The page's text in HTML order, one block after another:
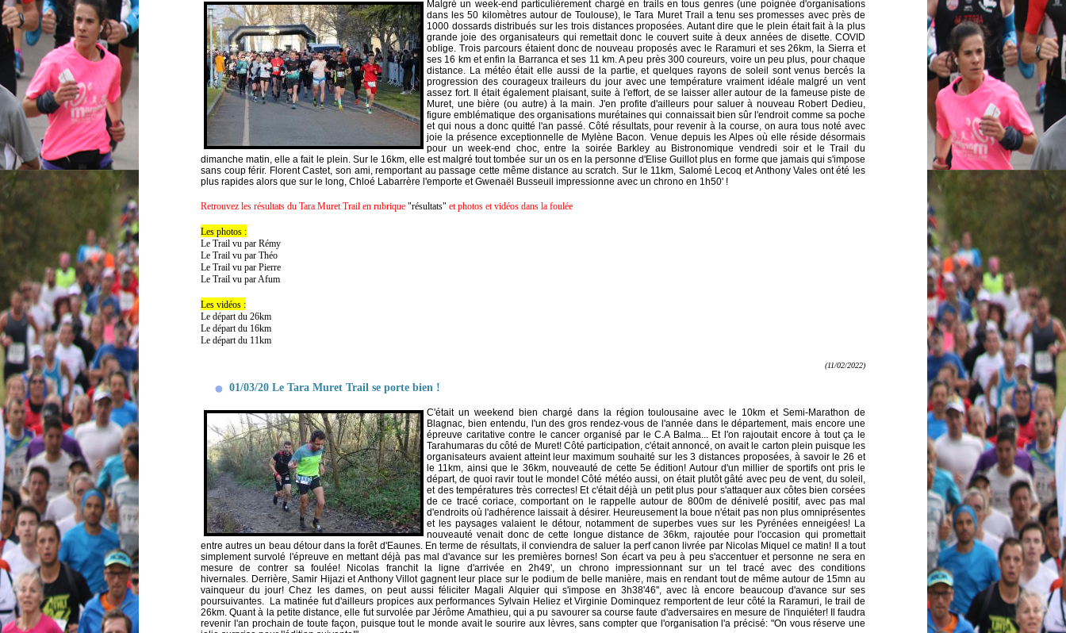
Malgré un week-end particulièrement chargé en trails en tous genres (une poignée d'organisations
dans les 50 kilomètres autour de Toulouse), le Tara Muret Trail a tenu ses promesses avec près de
1000 dossards distribués sur les trois distances proposées. Autant dire que le plein était fait à la plus
grande joie des organisateurs qui remettait donc le couvert suite à deux années de disette. COVID
oblige. Trois parcours étaient donc de nouveau proposés avec le Raramuri et ses 26km, la Sierra et
ses 16 km et enfin la Barranca et ses 11 km. A peu près 300 coureurs, voire un peu plus, pour chaque
distance. La météo était elle aussi de la partie, et quelques rayons de soleil sont venus bercés la
progression des courageux traileurs du jour avec une température vraiment idéale malgré un vent
assez fort. Il était également plaisant, suite à l'effort, de se laisser aller autour de la fameuse piste de
Muret, une bière (ou autre) à la main. J'en profite d'ailleurs pour saluer à nouveau Robert Dedieu,
figure emblématique des organisations murétaines qui connaissait bien sûr l'endroit comme sa poche
et qui nous a donc quitté l'an passé. Côté résultats, pour revenir à la course, on aura tous noté avec
joie la présence exceptionnelle de Mylène Bacon. Venue depuis les Alpes où elle réside désormais
pour un week-end choc, entre la soirée Barkley au Bistronomique vendredi soir et le Trail du
dimanche matin, elle a fait le plein. Sur le 16km, elle est malgré tout tombée sur un os en la personne d'Elise Guillot plus en forme que jamais qui s'impose
sans coup férir. Florent Castet, son ami, remportant au passage cette même distance au scratch. Sur le 11km, Salomé Lecoq et Anthony Vales ont été les
plus rapides alors que sur le long, Chloé Labarrère l'emporte et Gwenaël Busseuil impressionne avec un chrono en 1h50' !
Retrouvez les résultats du Tara Muret Trail en rubrique "résultats" et photos et vidéos dans la foulée
Les photos :
Le Trail vu par Rémy
Le Trail vu par Théo
Le Trail vu par Pierre
Le Trail vu par Afum
Les vidéos :
Le départ du 26km
Le départ du 16km
Le départ du 11km
(11/02/2022)
01/03/20 Le Tara Muret Trail se porte bien !
C'était un weekend bien chargé dans la région toulousaine avec le 10km et Semi-Marathon de
Blagnac, bien entendu, l'un des gros rendez-vous de l'année dans le département, mais encore une
épreuve caritative contre le cancer organisé par le C.A Balma... Et l'on rajoutait encore à tout ça le
Tarahumaras du côté de Muret! Côté participation, c'était annoncé, on avait le carton plein puisque les
organisateurs avaient atteint leur maximum souhaité sur les 3 distances proposées, à savoir le 26 et
le 11km, ainsi que le 36km, nouveauté de cette 5e édition! Autour d'un millier de sportifs ont pris le
départ, de quoi ravir tout le monde!Côté météo aussi, on était plutôt gâté avec peu de vent, du soleil,
et des températures très correctes! Et c'était déjà un petit plus pour s'attaquer aux côtes bien corsées
de ce tracé coriace, comportant on le rappelle autour de 800m de dénivelé positif, avec pas mal
d'endroits où l'adhérence laissait à désirer. Heureusement la boue n'était pas non plus omniprésentes
et les paysages valaient le détour, notamment de superbes vues sur les Pyrénées enneigées! La
nouveauté venait donc de cette longue distance de 36km, rajoutée pour l'occasion qui promettait
entre autres un beau détour dans la forêt d'Eaunes. En terme de résultats, il conviendra de saluer la perf canon livrée par Nicolas Miquel ce matin! Il a tout
simplement survolé l'épreuve en mettant déjà pas mal d'avance sur les premières bornes! Son écart va peu à peu s'accentuer et personne ne sera en
mesure de contrer sa foulée! Nicolas franchit la ligne d'arrivée en 2h49', un chrono impressionnant sur un tel tracé avec des conditions
hivernales. Derrière, Samir Hijazi et Anthony Villot gagnent leur place sur le podium de belle manière, mais en rendant tout de même autour de 15mn au
vainqueur du jour!Chez les dames, on peut aussi féliciter Magali Alquier qui s'impose en 3h38'46'', avec là encore beaucoup d'avance sur ses
poursuivantes. La matinée fut d'ailleurs propices aux performances Sylvain Heliez et Virginie Dominquez remportent de leur côté la Raramuri, le trail de
26km. Quant à la petite distance, elle fut survolée par Jérôme Amathieu, qui a pu savourer sa course faute d'adversaires en mesure de l'inquiéter! Il faudra
revenir l'an prochain de toute façon, puisque tout le monde avait le sourire aux lèvres, sans compter que l'organisation l'a précisé: "On vous réserve une